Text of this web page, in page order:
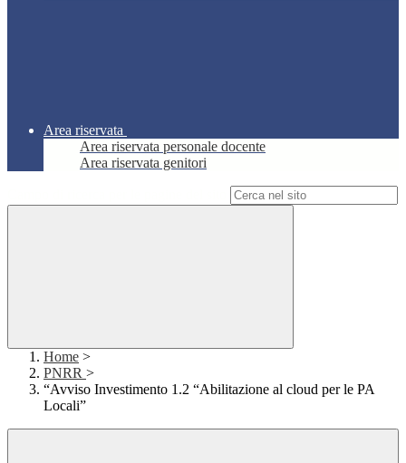
Area riservata
Area riservata personale docente
Area riservata genitori
Home >
PNRR >
“Avviso Investimento 1.2 “Abilitazione al cloud per le PA
Locali”